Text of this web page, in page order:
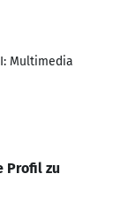
Multimedia
Profil zu